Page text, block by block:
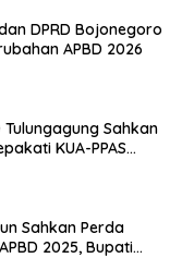
DPRD Bojonegoro
APBD 2026
Sahkan
KUA-PPAS
Sahkan Perda
2025, Bupati